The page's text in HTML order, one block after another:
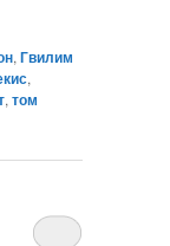
,Гвилим
,
,том